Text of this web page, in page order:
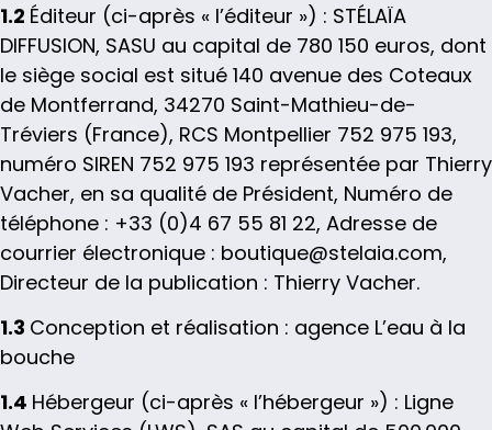
1.2 Éditeur (ci-après « l’éditeur ») : STÉLAÏA
DIFFUSION, SASU au capital de 780 150 euros, dont
le siège social est situé 140 avenue des Coteaux
de Montferrand, 34270 Saint-Mathieu-de-
Tréviers (France), RCS Montpellier 752 975 193,
numéro SIREN 752 975 193 représentée par Thierry
Vacher, en sa qualité de Président, Numéro de
téléphone : +33 (0)4 67 55 81 22, Adresse de
courrier électronique : boutique@stelaia.com,
Directeur de la publication : Thierry Vacher.
1.3 Conception et réalisation : agence L’eau à la
bouche
1.4 Hébergeur (ci-après « l’hébergeur ») : Ligne